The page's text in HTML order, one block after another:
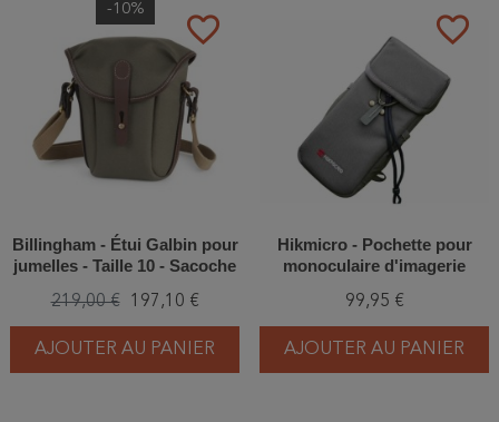
favorite_border
-10%
Billingham - Étui Galbin pour
jumelles - Taille 10 - Sacoche
219,00 € 197,10 €
AJOUTER AU PANIER
favorite_border
Hikmicro - Pochette pour
monoculaire d'imagerie
99,95 €
AJOUTER AU PANIER